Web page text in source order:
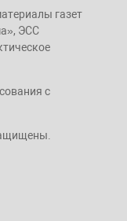
газет
ЭСС
с